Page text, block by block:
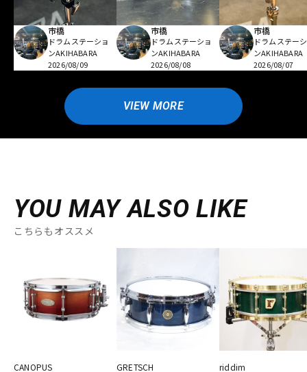
市橋
ドラムステーショ
ンAKIHABARA
2026/08/09
市橋
ドラムステーショ
ンAKIHABARA
2026/08/08
市橋
ドラムステー
ンAKIHABARA
2026/08/07
VIEW MORE
YOU MAY ALSO LIKE
こちらもオススメ
CANOPUS GRETSCH riddim